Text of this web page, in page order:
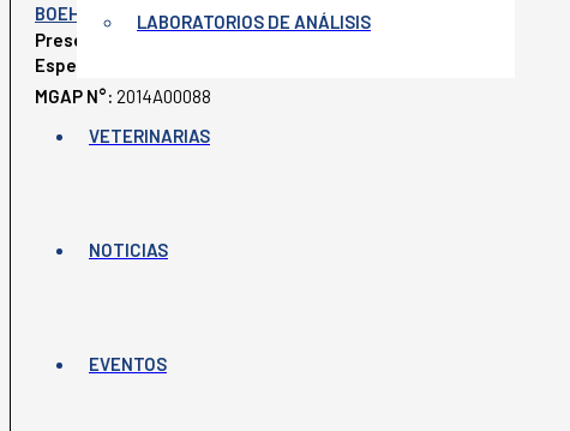
LABORATORIOS DE ANÁLISIS
VETERINARIAS
NOTICIAS
EVENTOS
BOEHRINGER INGELHEIM
Presentación:
Especies:
MGAP N°: 2014A00088